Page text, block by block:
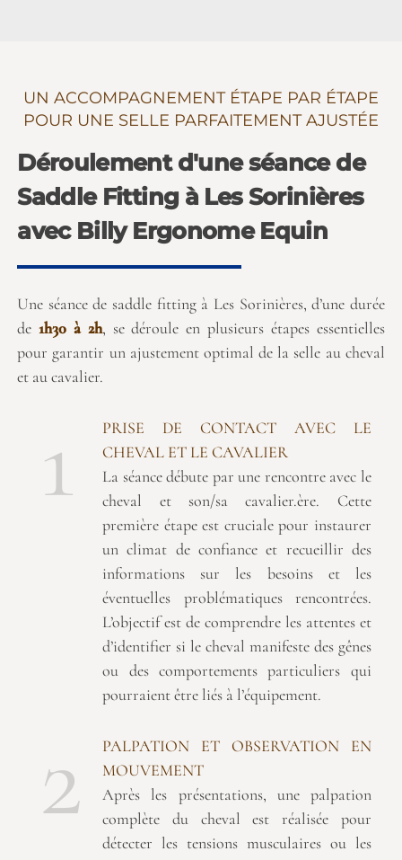
UN ACCOMPAGNEMENT ÉTAPE PAR ÉTAPE
POUR UNE SELLE PARFAITEMENT AJUSTÉE
Déroulement d'une séance de
Saddle Fitting à Les Sorinières
avec Billy Ergonome Equin
Une séance de saddle fitting à Les Sorinières, d’une durée
de1h30 à 2h, se déroule en plusieurs étapes essentielles
pour garantir un ajustement optimal de la selle au cheval
et au cavalier.
1
PRISE DE CONTACT AVEC LE
CHEVAL ET LE CAVALIER
La séance débute par une rencontre avec le
cheval et son/sa cavalier.ère. Cette
première étape est cruciale pour instaurer
un climat de confiance et recueillir des
informations sur les besoins et les
éventuelles problématiques rencontrées.
L’objectif est de comprendre les attentes et
d’identifier si le cheval manifeste des gênes
ou des comportements particuliers qui
pourraient être liés à l’équipement.
2
PALPATION ET OBSERVATION EN
MOUVEMENT
Après les présentations, une palpation
complète du cheval est réalisée pour
détecter les tensions musculaires ou les